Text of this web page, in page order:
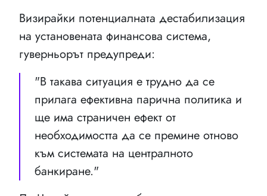
Визирайки потенциалната дестабилизация
на установената финансова система,
гуверньорът предупреди:
"В такава ситуация е трудно да се
прилага ефективна парична политика и
ще има страничен ефект от
необходимостта да се премине отново
към системата на централното
банкиране."